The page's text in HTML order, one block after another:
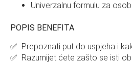
Univerzalnu formulu za
POPIS BENEFITA
✅ Prepoznati put do uspjeha i
✅ Razumijet ćete zašto se isti